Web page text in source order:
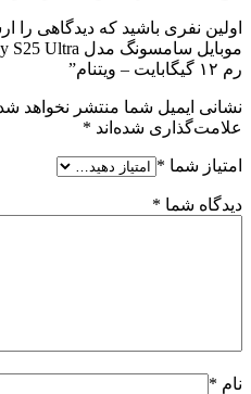
اولین نفری باشید که دیدگاهی
رم ۱۲ گیگابایت – ویتنام”
نشانی ایمیل شما منتشر نخواهد
علامت‌گذاری شده‌اند *
امتیاز شما *
دیدگاه شما *
نام *